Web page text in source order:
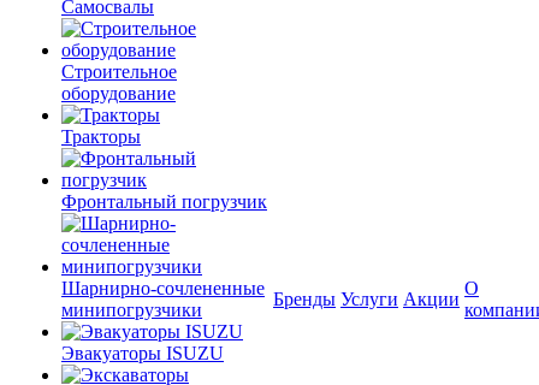
Самосвалы
Строительное
оборудование
Тракторы
Фронтальный погрузчик
Шарнирно-сочлененные
минипогрузчики
Эвакуаторы ISUZU
Бренды Услуги Акции
О